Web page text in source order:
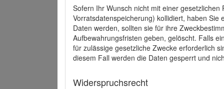
Sofern Ihr Wunsch nicht mit einer
Vorratsdatenspeicherung) kollidiert, haben
Daten werden, sollten sie für ihre
Aufbewahrungsfristen geben, gelöscht. Falls
für zulässige gesetzliche Zwecke erforderlich
diesem Fall werden die Daten gesperrt und
Widerspruchsrecht